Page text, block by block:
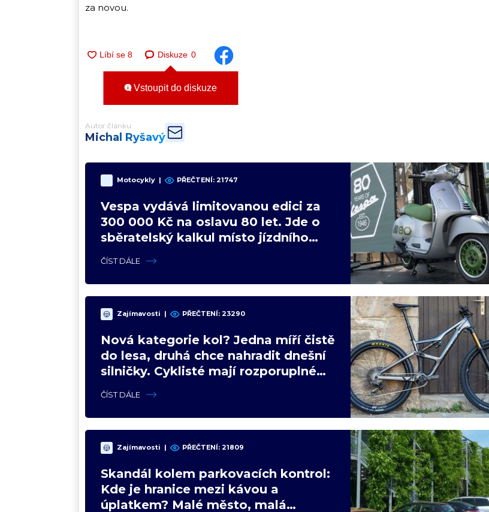
za novou.
Diskuze 0
Vstoupit do diskuze
Autor článku
Michal Ryšavý
Motocykly | PŘEČTENÍ: 21747
Vespa vydává limitovanou edici za
300 000 Kč na oslavu 80 let. Jde o
sběratelský kalkul místo jízdního
ČÍST DÁLE
Zajímavosti | PŘEČTENÍ: 23290
Nová kategorie kol? Jedna míří čistě
do lesa, druhá chce nahradit dnešní
silničky. Cyklisté mají rozporuplné
ČÍST DÁLE
Zajímavosti | PŘEČTENÍ: 21809
Skandál kolem parkovacích kontrol:
Kde je hranice mezi kávou a
úplatkem? Malé město, malá